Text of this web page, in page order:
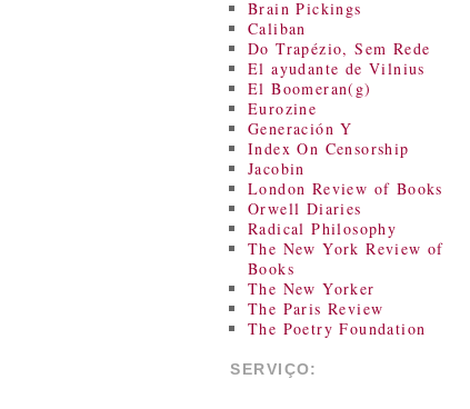
Brain Pickings
Caliban
Do Trapézio, Sem Rede
El ayudante de Vilnius
El Boomeran(g)
Eurozine
Generación Y
Index On Censorship
Jacobin
London Review of Books
Orwell Diaries
Radical Philosophy
The New York Review of
Books
The New Yorker
The Paris Review
The Poetry Foundation
SERVIÇO: